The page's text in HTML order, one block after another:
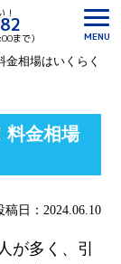
！
まで）
MENU
金相場はいくらく
料金相場
稿日：2024.06.10
が多く、引